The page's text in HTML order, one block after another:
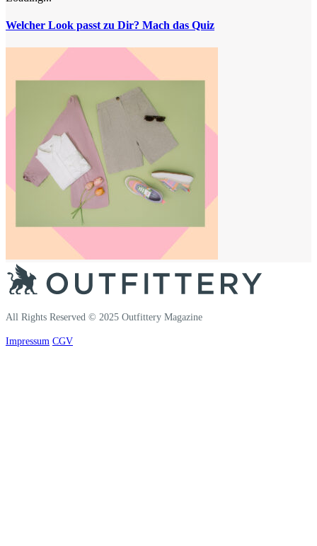
Welcher Look passt zu Dir? Mach das Quiz
All Rights Reserved © 2025 Outfittery Magazine
Impressum CGV